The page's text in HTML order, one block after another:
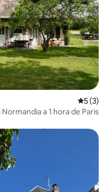
5 de
5 (3)
a 1 hora de Paris